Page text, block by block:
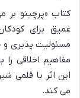
کتاب «پرچینو بر
عمیق برای
مسئولیت پذیری و
مفاهیم اخلاقی
این اثر با قلمی
می کند.